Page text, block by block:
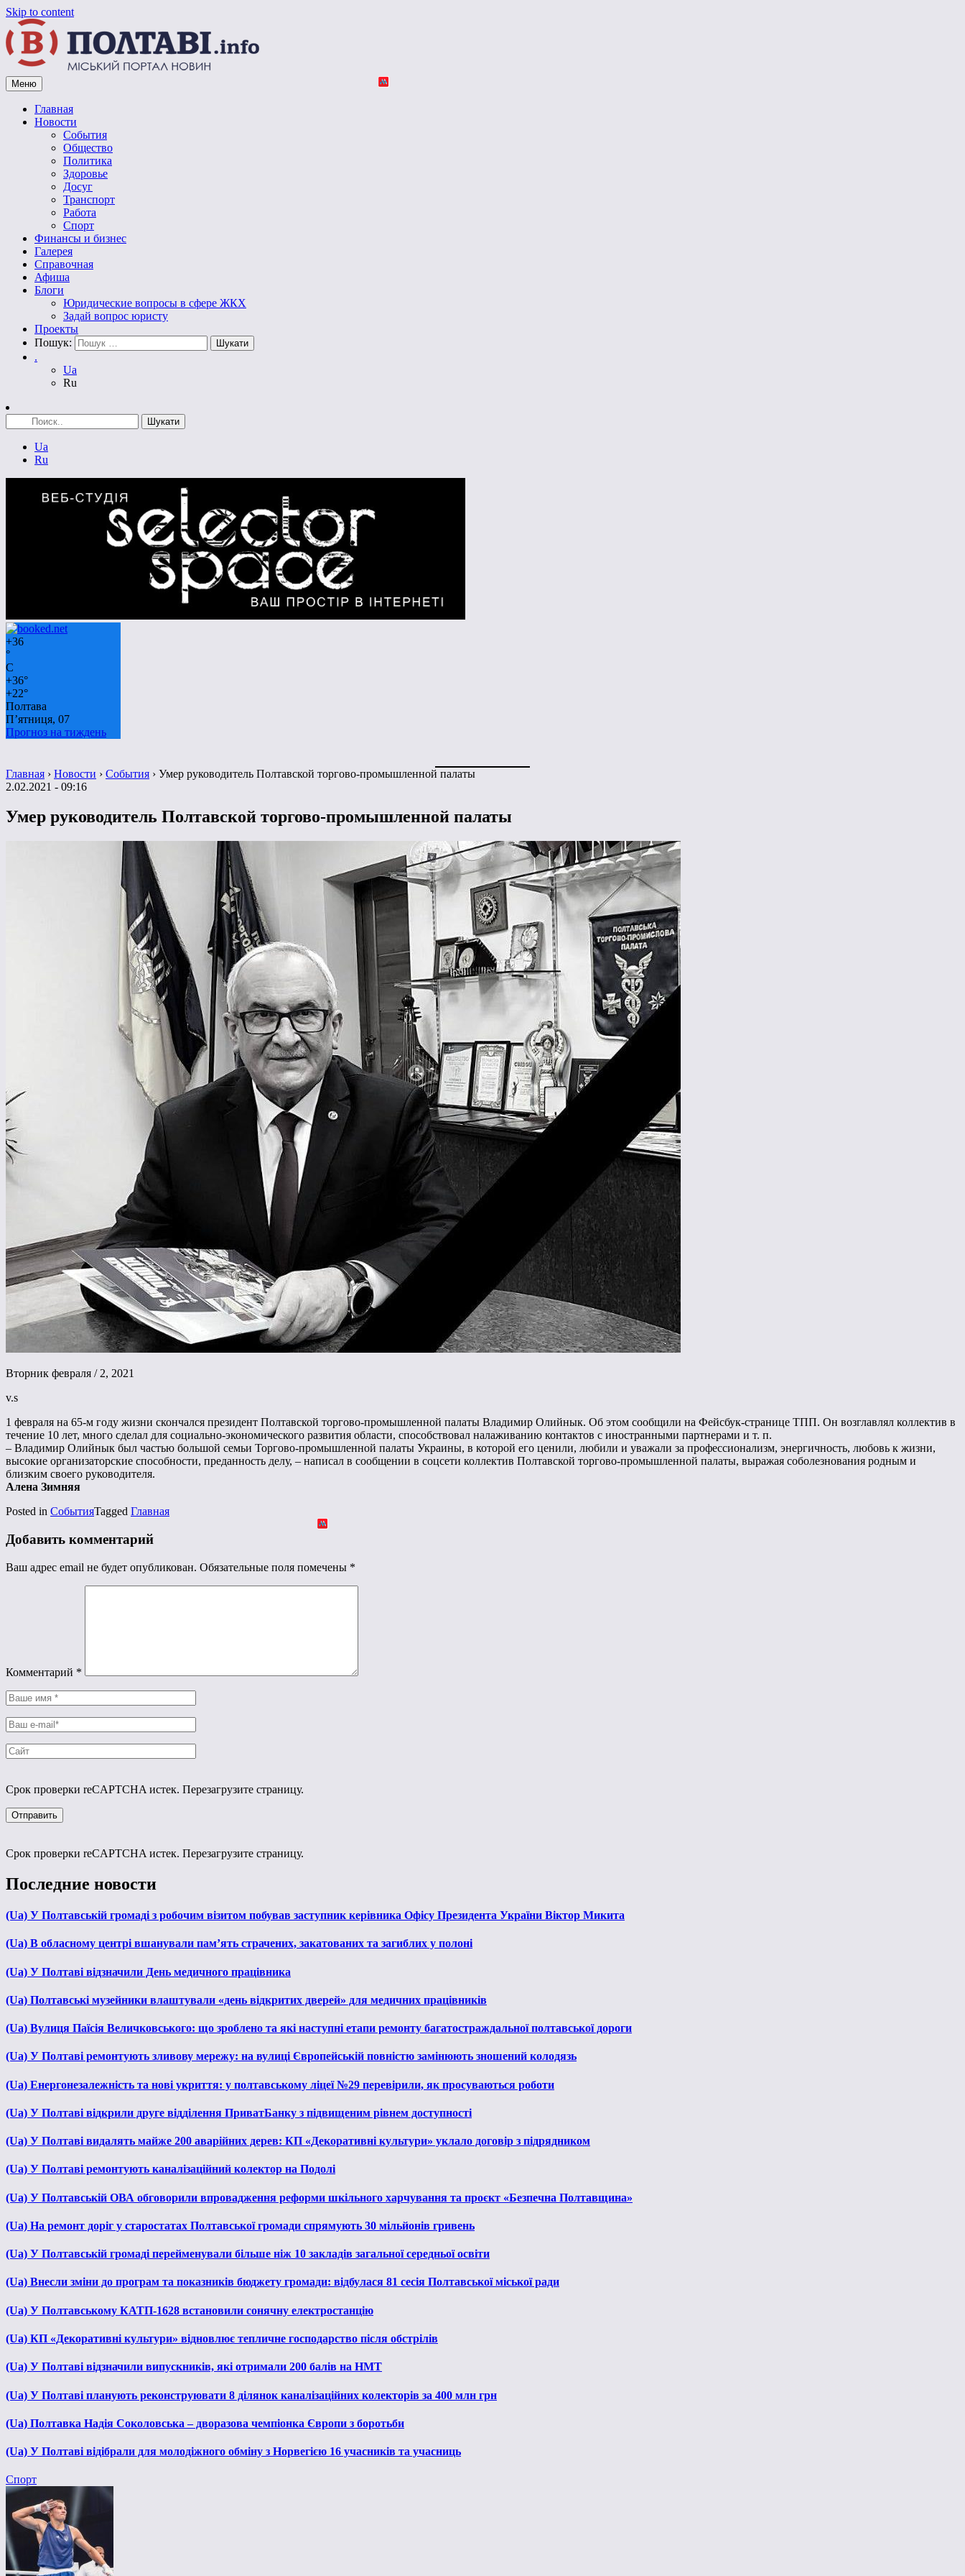
Skip to content
Vpoltave.info
Полтавский портал новостей
Меню
Главная
Новости
События
Общество
Политика
Здоровье
Досуг
Транспорт
Работа
Спорт
Финансы и бизнес
Галерея
Справочная
Афиша
Блоги
Юридические вопросы в сфере ЖКХ
Задай вопрос юристу
Проекты
Пошук:
.
Ua
Ru
Ua
Ru
+36
°
C
+36°
+22°
Полтава
П’ятниця, 07
Прогноз на тиждень
Главная › Новости › События › Умер руководитель Полтавской торгово-промышленной палаты
2.02.2021 - 09:16
Умер руководитель Полтавской торгово-промышленной палаты
Вторник февраля / 2, 2021
v.s
1 февраля на 65-м году жизни скончался президент Полтавской торгово-промышленной палаты Владимир Олийнык. Об этом сообщили на Фейсбук-странице ТПП. Он возглавлял коллектив в
течение 10 лет, много сделал для социально-экономического развития области, способствовал налаживанию контактов с иностранными партнерами и т. п.
– Владимир Олийнык был частью большой семьи Торгово-промышленной палаты Украины, в которой его ценили, любили и уважали за профессионализм, энергичность, любовь к жизни,
высокие организаторские способности, преданность делу, – написал в сообщении в соцсети коллектив Полтавской торгово-промышленной палаты, выражая соболезнования родным и
близким своего руководителя.
Алена Зимняя
Posted in СобытияTagged Главная
Добавить комментарий
Ваш адрес email не будет опубликован. Обязательные поля помечены *
Комментарий *
Срок проверки reCAPTCHA истек. Перезагрузите страницу.
Срок проверки reCAPTCHA истек. Перезагрузите страницу.
Последние новости
(Ua) У Полтавській громаді з робочим візитом побував заступник керівника Офісу Президента України Віктор Микита
(Ua) В обласному центрі вшанували пам’ять страчених, закатованих та загиблих у полоні
(Ua) У Полтаві відзначили День медичного працівника
(Ua) Полтавські музейники влаштували «день відкритих дверей» для медичних працівників
(Ua) Вулиця Паїсія Величковського: що зроблено та які наступні етапи ремонту багатостраждальної полтавської дороги
(Ua) У Полтаві ремонтують зливову мережу: на вулиці Європейській повністю замінюють зношений колодязь
(Ua) Енергонезалежність та нові укриття: у полтавському ліцеї №29 перевірили, як просуваються роботи
(Ua) У Полтаві відкрили друге відділення ПриватБанку з підвищеним рівнем доступності
(Ua) У Полтаві видалять майже 200 аварійних дерев: КП «Декоративні культури» уклало договір з підрядником
(Ua) У Полтаві ремонтують каналізаційний колектор на Подолі
(Ua) У Полтавській ОВА обговорили впровадження реформи шкільного харчування та проєкт «Безпечна Полтавщина»
(Ua) На ремонт доріг у старостатах Полтавської громади спрямують 30 мільйонів гривень
(Ua) У Полтавській громаді перейменували більше ніж 10 закладів загальної середньої освіти
(Ua) Внесли зміни до програм та показників бюджету громади: відбулася 81 сесія Полтавської міської ради
(Ua) У Полтавському КАТП-1628 встановили сонячну електростанцію
(Ua) КП «Декоративні культури» відновлює тепличне господарство після обстрілів
(Ua) У Полтаві відзначили випускників, які отримали 200 балів на НМТ
(Ua) У Полтаві планують реконструювати 8 ділянок каналізаційних колекторів за 400 млн грн
(Ua) Полтавка Надія Соколовська – дворазова чемпіонка Європи з боротьби
(Ua) У Полтаві відібрали для молодіжного обміну з Норвегією 16 учасників та учасниць
Спорт